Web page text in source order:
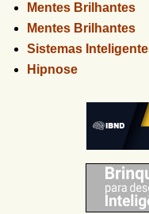
Mentes Brilhantes
Mentes Brilhantes
Sistemas
Hipnose